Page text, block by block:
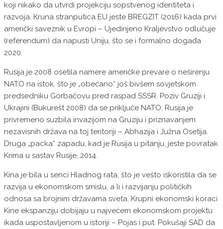
koji nikako da utvrdi projekciju sopstvenog identiteta i
razvoja. Kruna stranputica EU jeste BREGZIT (2016) kada prvi
američki saveznik u Evropi – Ujedinjeno Kraljevstvo odlučuje
(referendum) da napusti Uniju, što se i formalno događa
2020.
Rusija je 2008 osetila namere američke prevare o neširenju
NATO na istok, što je „obećano“ još bivšem sovjetskom
predsedniku Gorbačovu pred raspad SSSR. Poziv Gruziji i
Ukrajini (Bukurešt 2008) da se priključe NATO, Rusija je
privremeno suzbila invazijom na Gruziju i priznavanjem
nezavisnih država na toj teritoriji – Abhazija i Južna Osetija.
Druga „packa“ zapadu, kad je Rusija u pitanju, jeste povratak
Krima u sastav Rusije, 2014.
Kina je bila u senci Hladnog rata, što je vešto iskoristila da se
razvija u ekonomskom smislu, a li i razvijanju političkih
odnosa sa brojnim državama sveta. Krupni ekonomski koraci
Kine ekspanziju dobijaju u najvećem ekonomskom projektu
ikada uspostavljenom u istoriji – Pojas i put. Pokušaji SAD da